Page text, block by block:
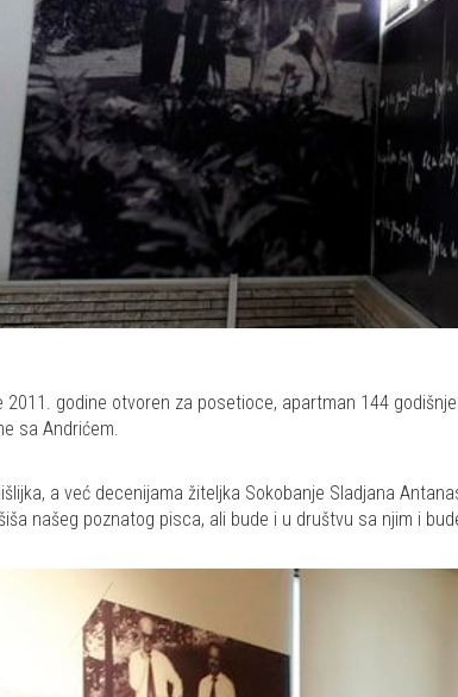
2011. godine otvoren za posetioce, apartman 144
sa Andrićem.
a već decenijama žiteljka Sokobanje Sladjana
našeg poznatog pisca, ali bude i u društvu sa njim i